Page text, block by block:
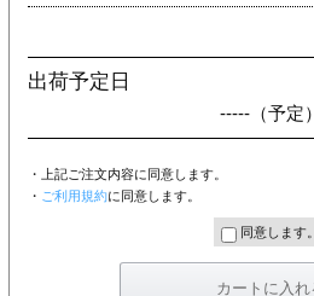
出荷予定日
-----（予定）
・上記ご注文内容に同意します。
・ ご利用規約に同意します。
同意します。